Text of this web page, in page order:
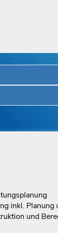
inkl. Planung
und